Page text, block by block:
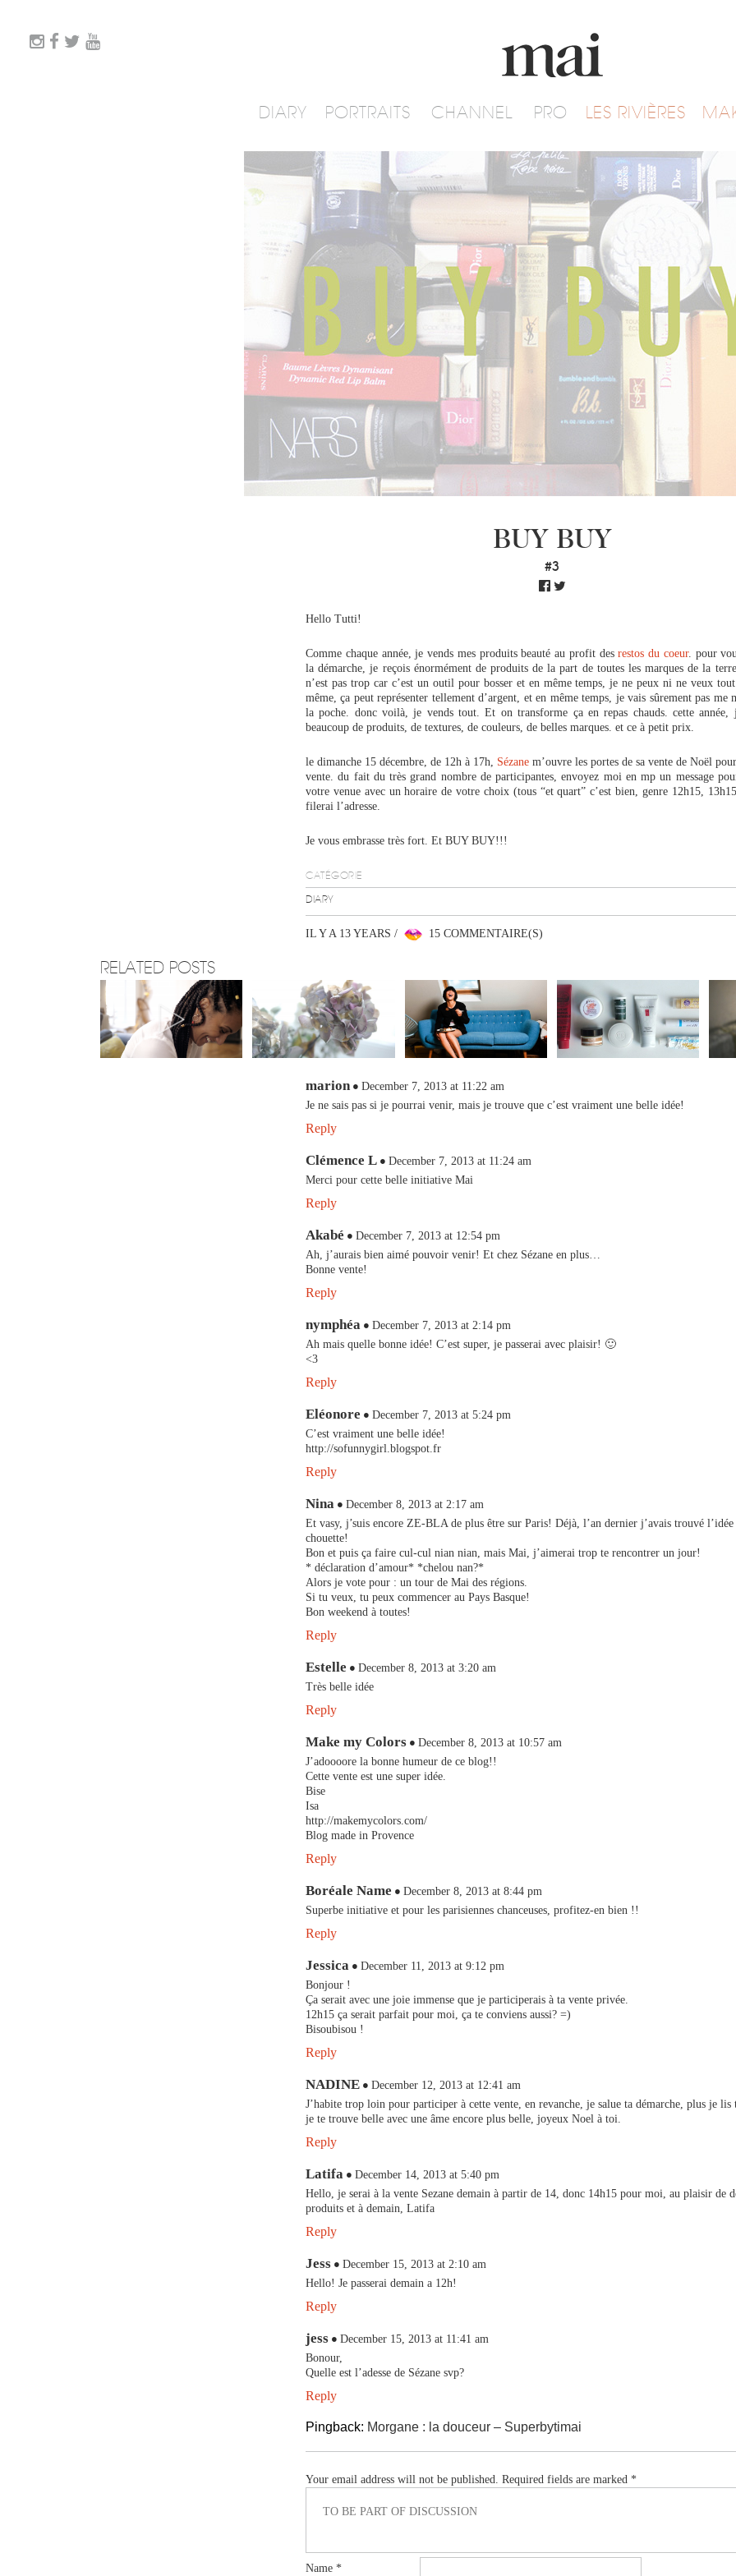
DIARY PORTRAITS CHANNEL PRO LES RIVIÈRES
BUY BUY
#3
Hello Tutti!
Comme chaque année, je vends mes produits beauté au profit desrestos du coeur. pour
la démarche, je reçois énormément de produits de la part de toutes les marques de la
n’est pas trop car c’est un outil pour bosser et en même temps, je ne peux ni ne veux
même, ça peut représenter tellement d’argent, et en même temps, je vais sûrement pas me
la poche. donc voilà, je vends tout. Et on transforme ça en repas chauds. cette année,
beaucoup de produits, de textures, de couleurs, de belles marques. et ce à petit prix.
le dimanche 15 décembre, de 12h à 17h, Sézane m’ouvre les portes de sa vente de Noël
vente. du fait du très grand nombre de participantes, envoyez moi en mp un message
votre venue avec un horaire de votre choix (tous “et quart” c’est bien, genre 12h15,
filerai l’adresse.
Je vous embrasse très fort. Et BUY BUY!!!
CATÉGORIE
DIARY
IL Y A 13 YEARS / 15 COMMENTAIRE(S)
RELATED POSTS
marion
December 7, 2013 at 11:22 am
Je ne sais pas si je pourrai venir, mais je trouve que c’est vraiment une belle idée!
Reply
Clémence L
December 7, 2013 at 11:24 am
Merci pour cette belle initiative Mai
Reply
Akabé
December 7, 2013 at 12:54 pm
Ah, j’aurais bien aimé pouvoir venir! Et chez Sézane en plus…
Bonne vente!
Reply
nymphéa
December 7, 2013 at 2:14 pm
Ah mais quelle bonne idée! C’est super, je passerai avec plaisir! 🙂
<3
Reply
Eléonore
December 7, 2013 at 5:24 pm
C’est vraiment une belle idée!
http://sofunnygirl.blogspot.fr
Reply
Nina
December 8, 2013 at 2:17 am
Et vasy, j’suis encore ZE-BLA de plus être sur Paris! Déjà, l’an dernier j’avais trouvé
chouette!
Bon et puis ça faire cul-cul nian nian, mais Mai, j’aimerai trop te rencontrer un jour!
* déclaration d’amour* *chelou nan?*
Alors je vote pour : un tour de Mai des régions.
Si tu veux, tu peux commencer au Pays Basque!
Bon weekend à toutes!
Reply
Estelle
December 8, 2013 at 3:20 am
Très belle idée
Reply
Make my Colors
December 8, 2013 at 10:57 am
J’adoooore la bonne humeur de ce blog!!
Cette vente est une super idée.
Bise
Isa
http://makemycolors.com/
Blog made in Provence
Reply
Boréale Name
December 8, 2013 at 8:44 pm
Superbe initiative et pour les parisiennes chanceuses, profitez-en bien !!
Reply
Jessica
December 11, 2013 at 9:12 pm
Bonjour !
Ça serait avec une joie immense que je participerais à ta vente privée.
12h15 ça serait parfait pour moi, ça te conviens aussi? =)
Bisoubisou !
Reply
NADINE
December 12, 2013 at 12:41 am
J’habite trop loin pour participer à cette vente, en revanche, je salue ta démarche, plus je
je te trouve belle avec une âme encore plus belle, joyeux Noel à toi.
Reply
Latifa
December 14, 2013 at 5:40 pm
Hello, je serai à la vente Sezane demain à partir de 14, donc 14h15 pour moi, au plaisir de
produits et à demain, Latifa
Reply
Jess
December 15, 2013 at 2:10 am
Hello! Je passerai demain a 12h!
Reply
jess
December 15, 2013 at 11:41 am
Bonour,
Quelle est l’adesse de Sézane svp?
Reply
Pingback: Morgane : la douceur – Superbytimai
Your email address will not be published. Required fields are marked *
Name *